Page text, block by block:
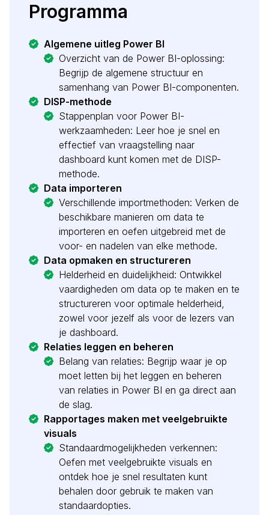
Programma
Algemene uitleg Power BI
Overzicht van de Power BI-oplossing:
Begrijp de algemene structuur en
samenhang van Power BI-componenten.
DISP-methode
Stappenplan voor Power BI-
werkzaamheden: Leer hoe je snel en
effectief van vraagstelling naar
dashboard kunt komen met de DISP-
methode.
Data importeren
Verschillende importmethoden: Verken de
beschikbare manieren om data te
importeren en oefen uitgebreid met de
voor- en nadelen van elke methode.
Data opmaken en structureren
Helderheid en duidelijkheid: Ontwikkel
vaardigheden om data op te maken en te
structureren voor optimale helderheid,
zowel voor jezelf als voor de lezers van
je dashboard.
Relaties leggen en beheren
Belang van relaties: Begrijp waar je op
moet letten bij het leggen en beheren
van relaties in Power BI en ga direct aan
de slag.
Rapportages maken met veelgebruikte
visuals
Standaardmogelijkheden verkennen:
Oefen met veelgebruikte visuals en
ontdek hoe je snel resultaten kunt
behalen door gebruik te maken van
standaardopties.